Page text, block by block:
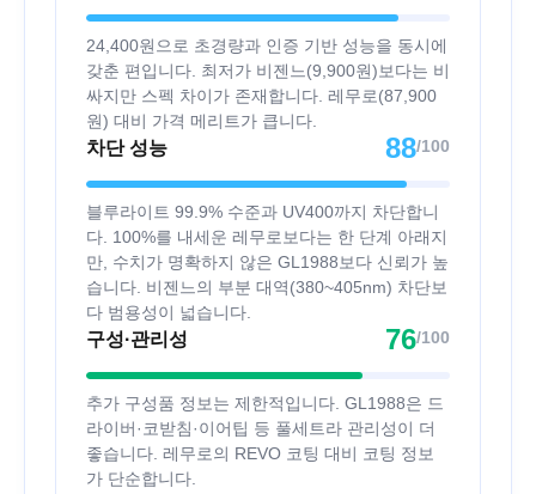
24,400원으로 초경량과 인증 기반 성능을 동시에
갖춘 편입니다. 최저가 비젠느(9,900원)보다는 비
싸지만 스펙 차이가 존재합니다. 레무로(87,900
원) 대비 가격 메리트가 큽니다.
차단 성능 88/100
블루라이트 99.9% 수준과 UV400까지 차단합니
다. 100%를 내세운 레무로보다는 한 단계 아래지
만, 수치가 명확하지 않은 GL1988보다 신뢰가 높
습니다. 비젠느의 부분 대역(380~405nm) 차단보
다 범용성이 넓습니다.
구성·관리성 76/100
추가 구성품 정보는 제한적입니다. GL1988은 드
라이버·코받침·이어팁 등 풀세트라 관리성이 더
좋습니다. 레무로의 REVO 코팅 대비 코팅 정보
가 단순합니다.